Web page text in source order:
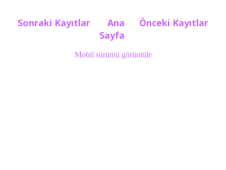
Sonraki Kayıtlar Önceki Kayıtlar
Ana
Sayfa
Mobil sürümü görüntüle